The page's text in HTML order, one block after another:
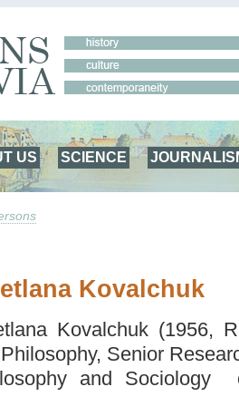
US SCIENCE
Kovalchuk
Kovalchuk (1956,
Senior
and Sociology